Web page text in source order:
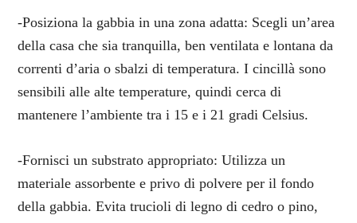
-Posiziona la gabbia in una zona adatta: Scegli un’area
della casa che sia tranquilla, ben ventilata e lontana da
correnti d’aria o sbalzi di temperatura. I cincillà sono
sensibili alle alte temperature, quindi cerca di
mantenere l’ambiente tra i 15 e i 21 gradi Celsius.
-Fornisci un substrato appropriato: Utilizza un
materiale assorbente e privo di polvere per il fondo
della gabbia. Evita trucioli di legno di cedro o pino,